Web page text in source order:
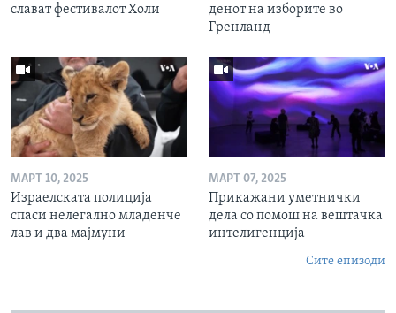
слават фестивалот Холи
денот на изборите во
Гренланд
МАРТ 10, 2025
Израелската полиција
спаси нелегално младенче
лав и два мајмуни
МАРТ 07, 2025
Прикажани уметнички
дела со помош на вештачка
интелигенција
Сите епизоди